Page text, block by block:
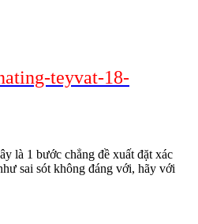
teyvat-18-
là 1 bước chẳng đề xuất đặt xác
sai sót không đáng với, hãy với